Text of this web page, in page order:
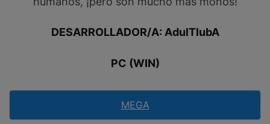
DESARROLLADOR/A: AdulTlubA
PC (WIN)
MEGA